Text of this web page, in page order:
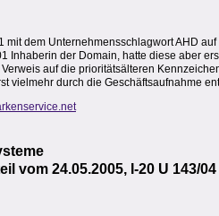
mit dem Unternehmensschlagwort AHD
Inhaberin der Domain, hatte diese aber
auf die prioritätsälteren
vielmehr durch die Geschäftsaufnahme
vom 24.05.2005, I-20 U 143/04